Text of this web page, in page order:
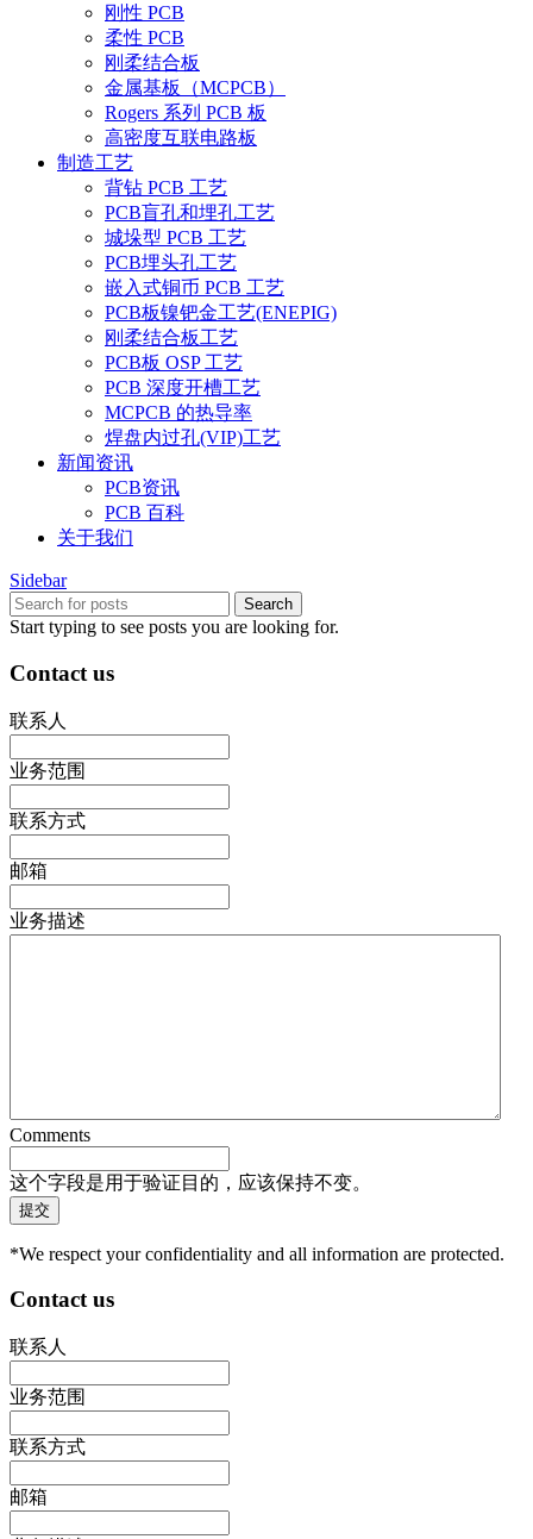
刚性 PCB
柔性 PCB
刚柔结合板
金属基板（MCPCB）
Rogers 系列 PCB 板
高密度互联电路板
制造工艺
背钻 PCB 工艺
PCB盲孔和埋孔工艺
城垛型 PCB 工艺
PCB埋头孔工艺
嵌入式铜币 PCB 工艺
PCB板镍钯金工艺(ENEPIG)
刚柔结合板工艺
PCB板 OSP 工艺
PCB 深度开槽工艺
MCPCB 的热导率
焊盘内过孔(VIP)工艺
新闻资讯
PCB资讯
PCB 百科
关于我们
Sidebar
Search
Start typing to see posts you are looking for.
Contact us
联系人
业务范围
联系方式
邮箱
业务描述
Comments
这个字段是用于验证目的，应该保持不变。
*We respect your confidentiality and all information are protected.
Contact us
联系人
业务范围
联系方式
邮箱